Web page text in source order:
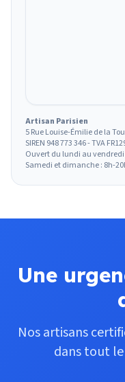
Artisan Parisien
5 Rue Louise-Émilie de la
SIREN 948 773 346 - TVA
Ouvert du lundi au vendredi
Samedi et dimanche : 8h-
Une
Nos artisans
dans tout